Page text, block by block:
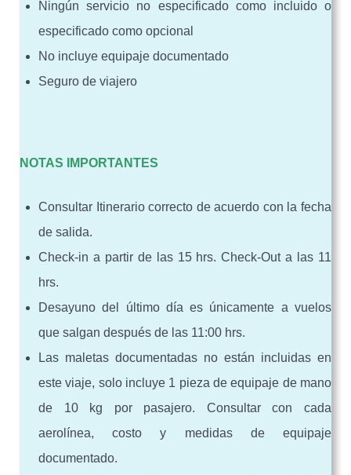
Ningún servicio no especificado como incluido o
especificado como opcional
No incluye equipaje documentado
Seguro de viajero
NOTAS IMPORTANTES
Consultar Itinerario correcto de acuerdo con la fecha
de salida.
Check-in a partir de las 15 hrs. Check-Out a las 11
hrs.
Desayuno del último día es únicamente a vuelos
que salgan después de las 11:00 hrs.
Las maletas documentadas no están incluidas en
este viaje, solo incluye 1 pieza de equipaje de mano
de 10 kg por pasajero. Consultar con cada
aerolínea, costo y medidas de equipaje
documentado.